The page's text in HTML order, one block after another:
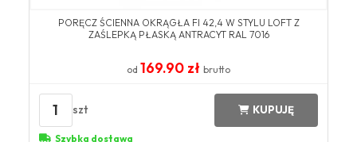
​PORĘCZ ŚCIENNA OKRĄGŁA FI 42,4 W STYLU LOFT Z
ZAŚLEPKĄ PŁASKĄ ANTRACYT ​RAL 7016​
od 169.90 zł brutto
1 szt KUPUJĘ
Szybka dostawa